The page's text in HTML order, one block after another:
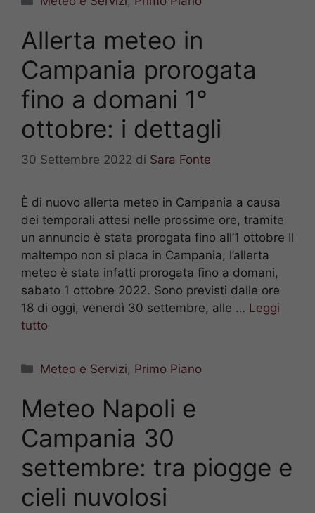
Allerta meteo in
Campania prorogata
fino a domani 1°
ottobre: i dettagli
30 Settembre 2022 di Sara Fonte
È di nuovo allerta meteo in Campania a causa
dei temporali attesi nelle prossime ore, tramite
un annuncio è stata prorogata fino all’1 ottobre Il
maltempo non si placa in Campania, l’allerta
meteo è stata infatti prorogata fino a domani,
sabato 1 ottobre 2022. Sono previsti dalle ore
18 di oggi, venerdì 30 settembre, alle … Leggi
tutto
Categorie
Meteo e Servizi, Primo Piano
Meteo Napoli e
Campania 30
settembre: tra piogge e
cieli nuvolosi